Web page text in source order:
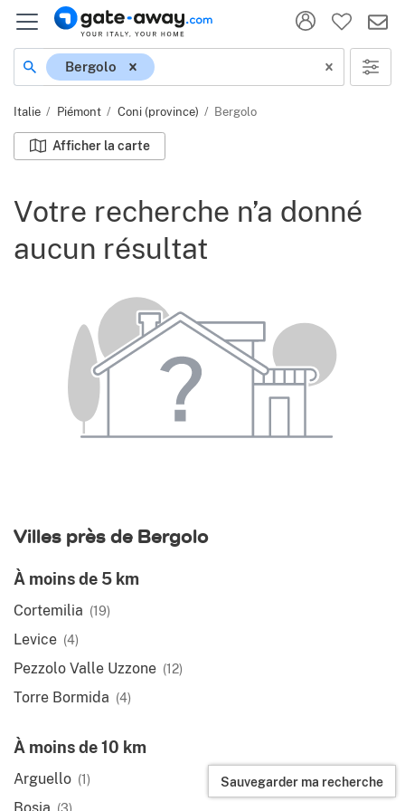
Localisation
Bergolo
Italie Piémont Coni (province) Bergolo
Afficher la carte
Votre recherche n’a donné
aucun résultat
Villes près de Bergolo
À moins de 5 km
Cortemilia (19)
Levice (4)
Pezzolo Valle Uzzone (12)
Torre Bormida (4)
À moins de 10 km
Arguello (1)
(3)
Sauvegarder ma recherche